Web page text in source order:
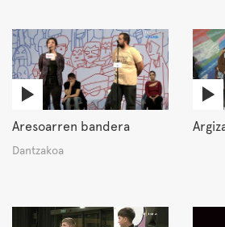
Aresoarren bandera
Dantzakoa